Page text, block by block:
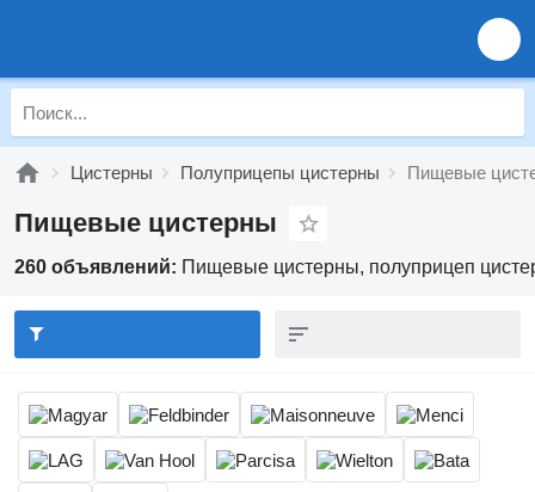
Цистерны Полуприцепы цистерны Пищевые
Пищевые цистерны
260 объявлений: Пищевые цистерны, полуприцеп